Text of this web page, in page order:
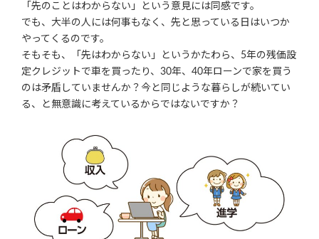
「先のことはわからない」という意見には同感です。
でも、大半の人には何事もなく、先と思っている日はいつか
やってくるのです。
そもそも、「先はわからない」というかたわら、5年の残価設
定クレジットで車を買ったり、30年、40年ローンで家を買う
のは矛盾していませんか？今と同じような暮らしが続いてい
る、と無意識に考えているからではないですか？